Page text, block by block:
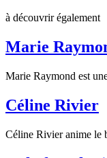
à découvrir également
Marie
Marie Raymond est
Céline Rivier
Céline Rivier anime le